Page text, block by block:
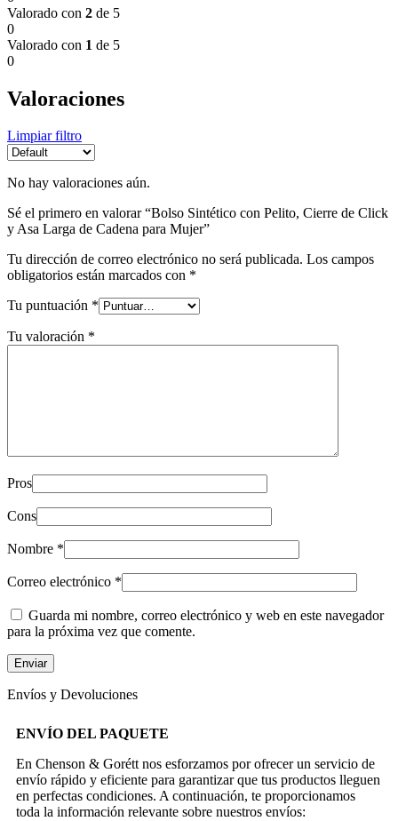
Valorado con 2 de 5
0
Valorado con 1 de 5
0
Valoraciones
Limpiar filtro
No hay valoraciones aún.
Sé el primero en valorar “Bolso Sintético con Pelito, Cierre de Click
y Asa Larga de Cadena para Mujer”
Tu dirección de correo electrónico no será publicada. Los campos
obligatorios están marcados con *
Tu puntuación *
Tu valoración *
Pros
Cons
Nombre *
Correo electrónico *
Guarda mi nombre, correo electrónico y web en este navegador
para la próxima vez que comente.
Envíos y Devoluciones
ENVÍO DEL PAQUETE
En Chenson & Gorétt nos esforzamos por ofrecer un servicio de
envío rápido y eficiente para garantizar que tus productos lleguen
en perfectas condiciones. A continuación, te proporcionamos
toda la información relevante sobre nuestros envíos: